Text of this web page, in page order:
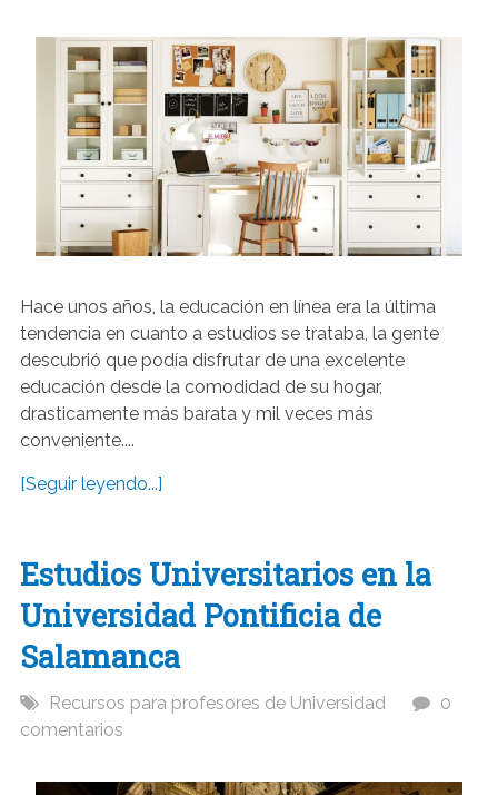
Hace unos años, la educación en línea era la última
tendencia en cuanto a estudios se trataba, la gente
descubrió que podía disfrutar de una excelente
educación desde la comodidad de su hogar,
drasticamente más barata y mil veces más
conveniente....
[Seguir leyendo...]
Estudios Universitarios en la
Universidad Pontificia de
Salamanca
Recursos para profesores de Universidad
0
comentarios